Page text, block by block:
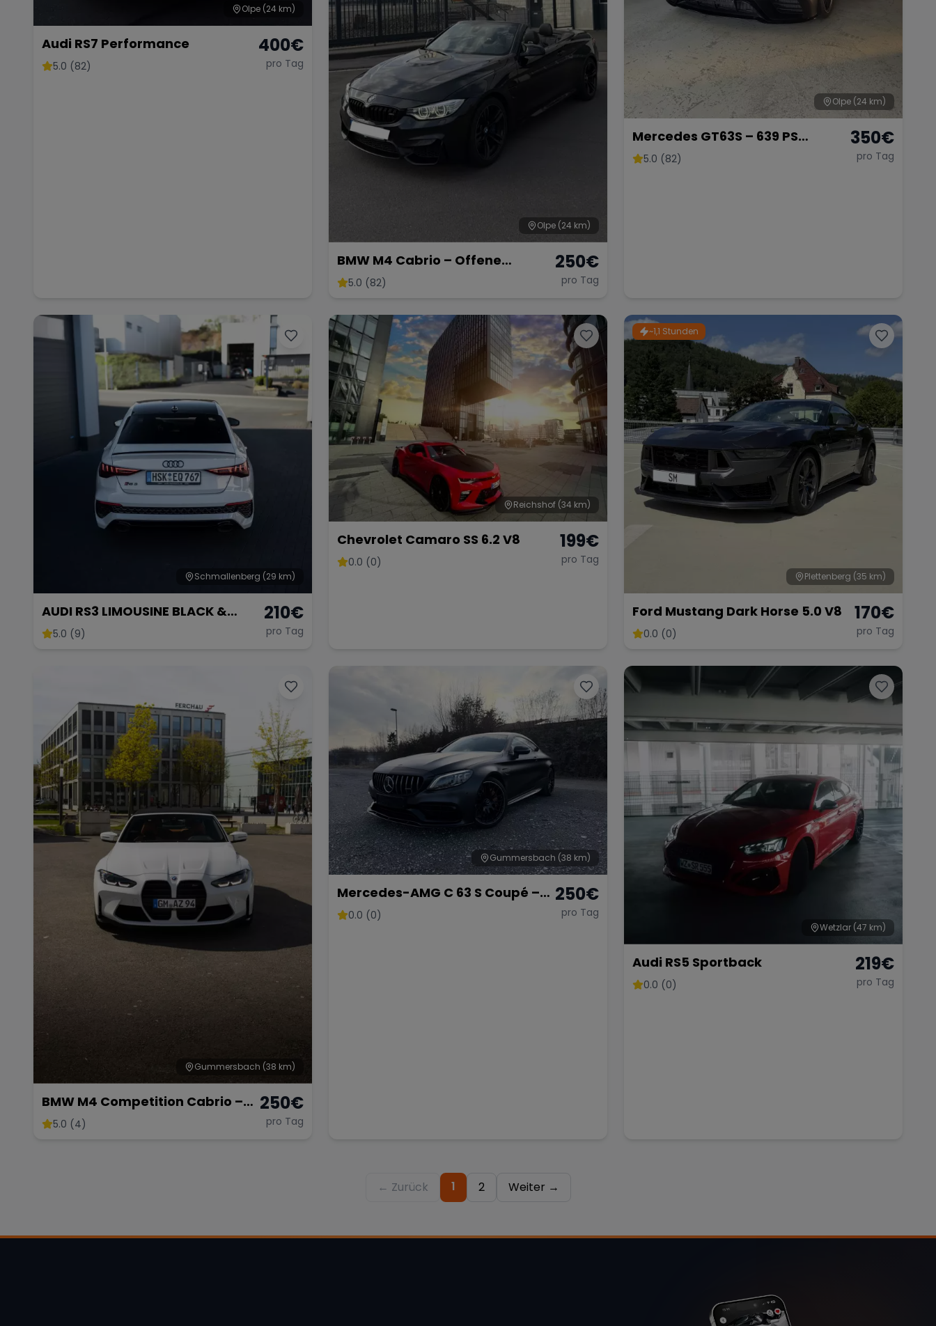
Olpe (24 km)
Audi RS7 Performance
5.0 (82)
400€
pro Tag
Olpe (24 km)
BMW M4 Cabrio – Offene
Fahrfreude mit 431 PS
5.0 (82)
250€
pro Tag
Olpe (24 km)
Mercedes GT63S – 639 PS
Luxussportwagen
5.0 (82)
350€
pro Tag
Schmallenberg (29 km)
AUDI RS3 LIMOUSINE BLACK &
WHITE EDITION
5.0 (9)
210€
pro Tag
Reichshof (34 km)
Chevrolet Camaro SS 6.2 V8
0.0 (0)
199€
pro Tag
~1,1 Stunden
Plettenberg (35 km)
Ford Mustang Dark Horse 5.0 V8
0.0 (0)
170€
pro Tag
Gummersbach (38 km)
BMW M4 Competition Cabrio –
510 PS pure Eleganz &
5.0 (4)
250€
pro Tag
Gummersbach (38 km)
Mercedes-AMG C 63 S Coupé –
510 PS V8 Biturbo
0.0 (0)
250€
pro Tag
Wetzlar (47 km)
Audi RS5 Sportback
0.0 (0)
219€
pro Tag
← Zurück 1 2 Weiter →